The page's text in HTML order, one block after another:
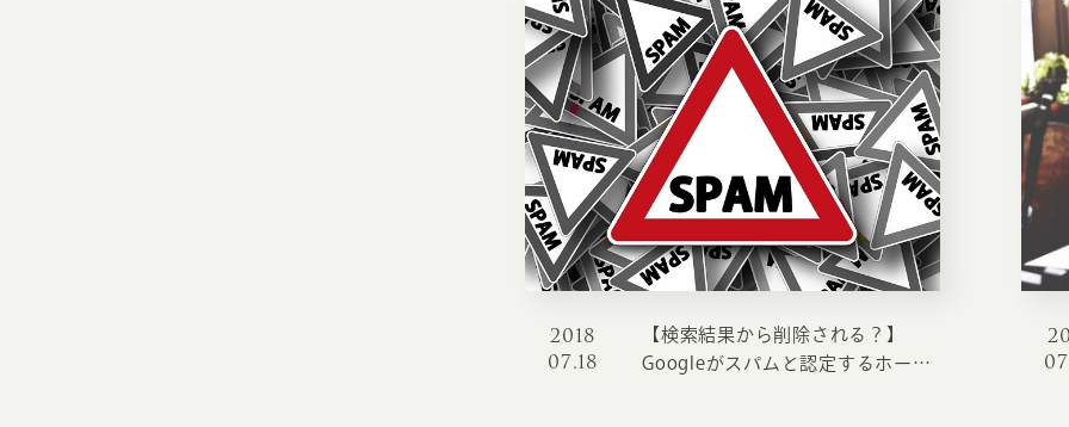
2018
07.18
【検索結果から削除される？】
Googleがスパムと認定するホーム